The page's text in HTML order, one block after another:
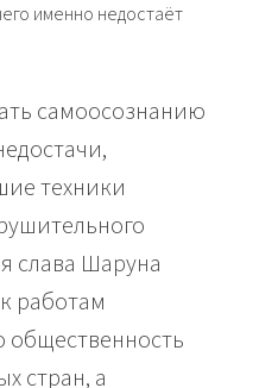
именно недостаёт
самоосознанию
техники
слава Шаруна
работам
стран, а